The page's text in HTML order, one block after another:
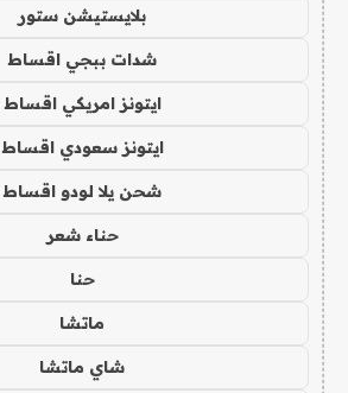
بلايستيشن ستور
شدات ببجي اقساط
ايتونز امريكي اقساط
ايتونز سعودي اقساط
شحن يلا لودو اقساط
حناء شعر
حنا
ماتشا
شاي ماتشا